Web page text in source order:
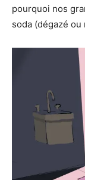
pourquoi nos
soda (dégazé